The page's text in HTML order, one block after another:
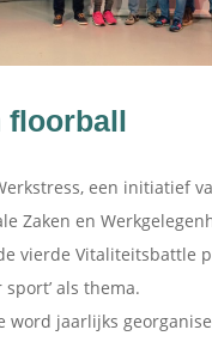
floorball
een initiatief
Zaken en
vierde Vitaliteitsbattle
als thema.
word jaarlijks